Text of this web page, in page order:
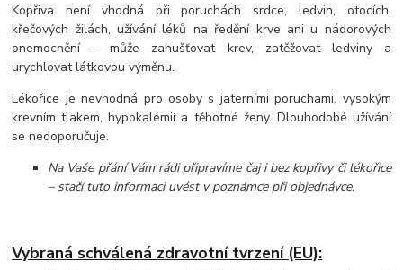
Kopřiva není vhodná při poruchách srdce, ledvin, otocích,
křečových žilách, užívání léků na ředění krve ani u nádorových
onemocnění – může zahušťovat krev, zatěžovat ledviny a
urychlovat látkovou výměnu.
Lékořice je nevhodná pro osoby s jaterními poruchami, vysokým
krevním tlakem, hypokalémií a těhotné ženy. Dlouhodobé užívání
se nedoporučuje.
Na Vaše přání Vám rádi připravíme čaj i bez kopřivy či lékořice
– stačí tuto informaci uvést v poznámce při objednávce.
Vybraná schválená zdravotní tvrzení (EU):